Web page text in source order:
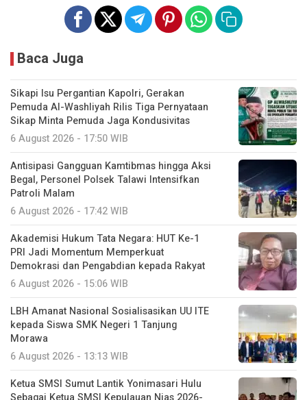
Baca Juga
Sikapi Isu Pergantian Kapolri, Gerakan
Pemuda Al-Washliyah Rilis Tiga Pernyataan
Sikap Minta Pemuda Jaga Kondusivitas
6 August 2026 - 17:50 WIB
Antisipasi Gangguan Kamtibmas hingga Aksi
Begal, Personel Polsek Talawi Intensifkan
Patroli Malam
6 August 2026 - 17:42 WIB
Akademisi Hukum Tata Negara: HUT Ke-1
PRI Jadi Momentum Memperkuat
Demokrasi dan Pengabdian kepada Rakyat
6 August 2026 - 15:06 WIB
LBH Amanat Nasional Sosialisasikan UU ITE
kepada Siswa SMK Negeri 1 Tanjung
Morawa
6 August 2026 - 13:13 WIB
Ketua SMSI Sumut Lantik Yonimasari Hulu